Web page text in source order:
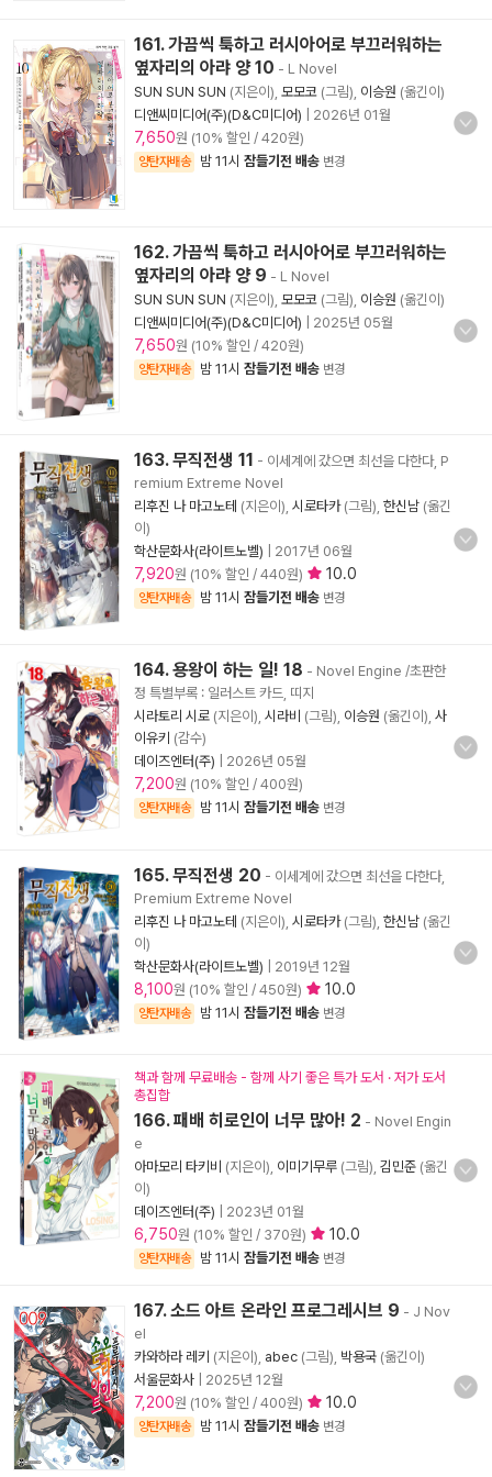
161. 가끔씩 툭하고 러시아어로 부끄러워하는
옆자리의 아랴 양 10 - L Novel
SUN SUN SUN (지은이), 모모코 (그림), 이승원 (옮긴이)
디앤씨미디어(주)(D&C미디어)
2026년 01월
7,650원 (10% 할인 / 420원)
양탄자배송 밤 11시 잠들기전 배송 변경
162. 가끔씩 툭하고 러시아어로 부끄러워하는
옆자리의 아랴 양 9 - L Novel
SUN SUN SUN (지은이), 모모코 (그림), 이승원 (옮긴이)
디앤씨미디어(주)(D&C미디어)
2025년 05월
7,650원 (10% 할인 / 420원)
양탄자배송 밤 11시 잠들기전 배송 변경
163. 무직전생 11 - 이세계에 갔으면 최선을 다한다, P
remium Extreme Novel
리후진 나 마고노테 (지은이), 시로타카(그림), 한신남 (옮긴
이)
학산문화사(라이트노벨)
2017년 06월
7,920원 (10% 할인 / 440원) 10.0
양탄자배송 밤 11시 잠들기전 배송 변경
164. 용왕이 하는 일! 18 - Novel Engine /초판한
정 특별부록 : 일러스트 카드, 띠지
시라토리 시로 (지은이), 시라비 (그림), 이승원 (옮긴이), 사
이유키 (감수)
데이즈엔터(주)
2026년 05월
7,200원 (10% 할인 / 400원)
양탄자배송 밤 11시 잠들기전 배송 변경
165. 무직전생 20 - 이세계에 갔으면 최선을 다한다,
Premium Extreme Novel
리후진 나 마고노테 (지은이), 시로타카(그림), 한신남 (옮긴
이)
학산문화사(라이트노벨)
2019년 12월
8,100원 (10% 할인 / 450원) 10.0
양탄자배송 밤 11시 잠들기전 배송 변경
책과 함께 무료배송 - 함께 사기 좋은 특가 도서 · 저가 도서
총집합
166. 패배 히로인이 너무 많아! 2 - Novel Engin
e
아마모리 타키비 (지은이), 이미기무루 (그림), 김민준 (옮긴
이)
데이즈엔터(주)
2023년 01월
6,750원 (10% 할인 / 370원) 10.0
양탄자배송 밤 11시 잠들기전 배송 변경
167. 소드 아트 온라인 프로그레시브 9 - J Nov
el
카와하라 레키 (지은이), abec (그림), 박용국 (옮긴이)
서울문화사
2025년 12월
7,200원 (10% 할인 / 400원) 10.0
양탄자배송 밤 11시 잠들기전 배송 변경